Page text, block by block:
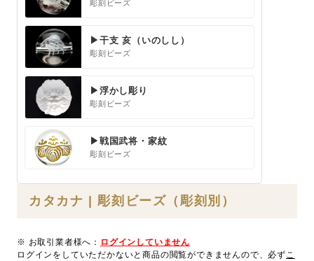
彫刻ビーズ
▶干支 亥（いのしし）
彫刻ビーズ
▶浮かし彫り
彫刻ビーズ
▶戦国武将・家紋
彫刻ビーズ
カタカナ | 彫刻ビーズ（彫刻別）
※ お取引業者様へ： ログインしていません
ログインをしていただかないと商品の閲覧ができませんので、必ずこ